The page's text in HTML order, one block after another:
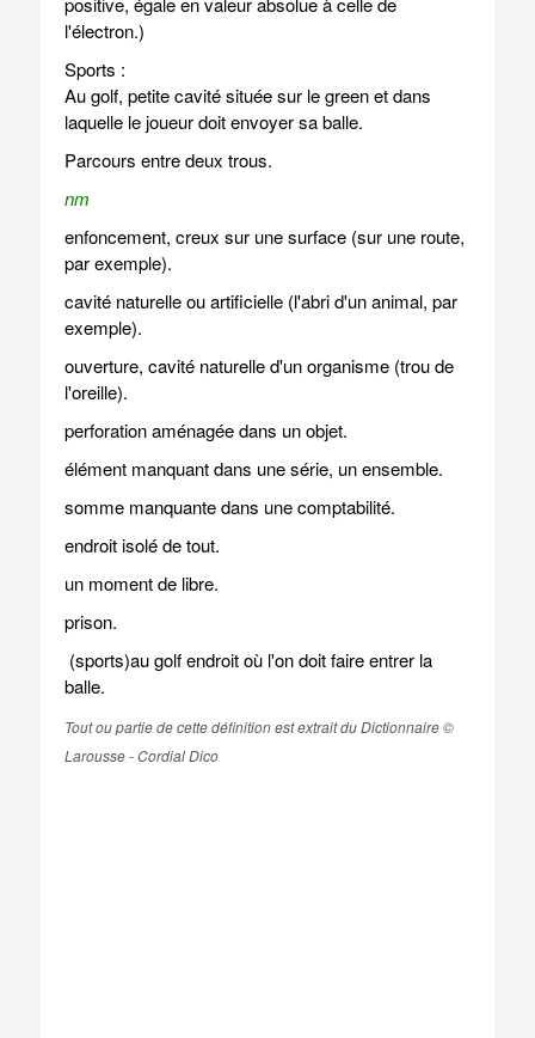
l'électron.)
Sports :
Au golf, petite cavité située sur le green et dans
laquelle le joueur doit envoyer sa balle.
Parcours entre deux trous.
nm
enfoncement, creux sur une surface (sur une route,
par exemple).
cavité naturelle ou artificielle (l'abri d'un animal, par
exemple).
ouverture, cavité naturelle d'un organisme (trou de
l'oreille).
perforation aménagée dans un objet.
élément manquant dans une série, un ensemble.
somme manquante dans une comptabilité.
endroit isolé de tout.
un moment de libre.
prison.
(sports)au golf endroit où l'on doit faire entrer la
balle.
Tout ou partie de cette définition est extrait du Dictionnaire ©
Larousse - Cordial Dico